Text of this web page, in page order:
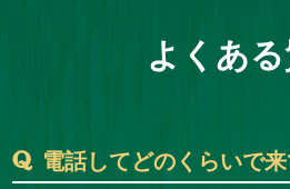
よくある
電話してどのくらいで